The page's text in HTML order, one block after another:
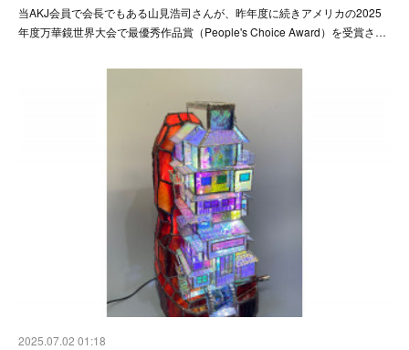
当AKJ会員で会長でもある山見浩司さんが、昨年度に続きアメリカの2025
年度万華鏡世界大会で最優秀作品賞（People's Choice Award）を受賞さ…
2025.07.02 01:18